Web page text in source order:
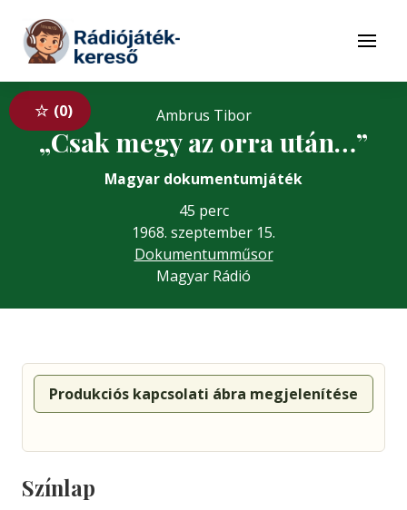
Tovább a tartalomhoz
Menü
0 Ambrus Tibor
„Csak megy az orra után…”
Magyar dokumentumjáték
45 perc
1968. szeptember 15.
Dokumentumműsor
Magyar Rádió
Produkciós kapcsolati ábra megjelenítése
Színlap